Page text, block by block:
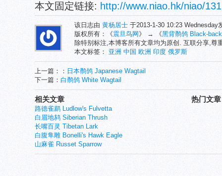
本文固定链接: http://www.niao.hk/niao/
该日志由 黄杨居士 于2013-1-30 10:23 Wednesday
版权所有：《震旦鸟网 》 → 《黑背鹡鸰 Black-
除特别标注,本博客所有文章均为原创. 互联分享,尊
本文标签： 亚洲 中国 欧洲 印度 俄罗斯
上一篇：： 日本鹡鸰 Japanese Wagtail
下一篇： 白鹡鸰 White Wagtail
热门文章
相关文章
路德雀鹛 Ludlow's Fulvetta
白眉地鸫 Siberian Thrush
长嘴百灵 Tibetan Lark
白腹隼雕 Bonelli's Hawk Eagle
山麻雀 Russet Sparrow